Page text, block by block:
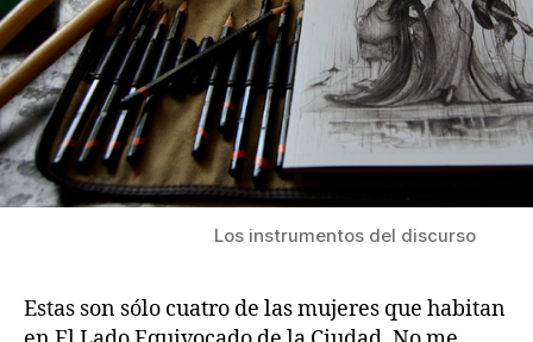
Los instrumentos del discurso
Estas son sólo cuatro de las mujeres que habitan